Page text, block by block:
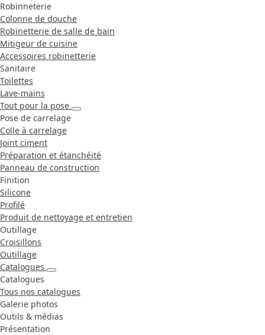
Robinneterie
Colonne de douche
Robinetterie de salle de bain
Mitigeur de cuisine
Accessoires robinetterie
Sanitaire
Toilettes
Lave-mains
Tout pour la pose
Pose de carrelage
Colle à carrelage
Joint ciment
Préparation et étanchéité
Panneau de construction
Finition
Silicone
Profilé
Produit de nettoyage et entretien
Outillage
Croisillons
Outillage
Catalogues
Catalogues
Tous nos catalogues
Galerie photos
Outils & médias
Présentation